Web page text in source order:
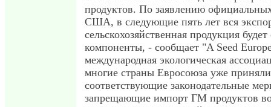
продуктов. По заявлению
США, в следующие пять лет вся
сельскохозяйственная продукция
компоненты, - сообщает "A Seed
международная экологическая
многие страны Евросоюза уже приняли
соответствующие законодательные
запрещающие импорт ГМ продуктов